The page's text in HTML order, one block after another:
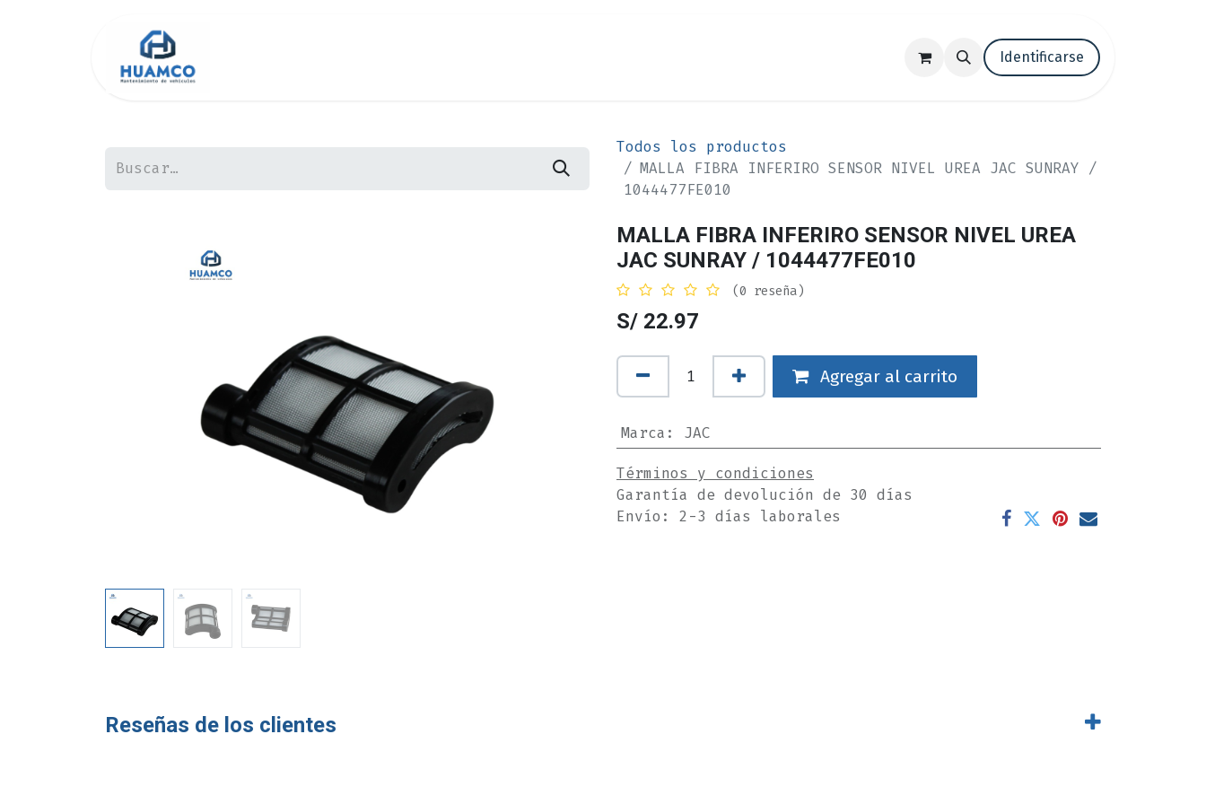
Trabaja con nosotros Blog
Identificarse
Todos los productos
MALLA FIBRA INFERIRO SENSOR NIVEL UREA JAC SUNRAY /
1044477FE010
MALLA FIBRA INFERIRO SENSOR NIVEL UREA
JAC SUNRAY / 1044477FE010
(0 reseña)
S/ 22.97
Agregar al carrito
Marca : JAC
Términos y condiciones
Garantía de devolución de 30 días
Envío: 2-3 días laborales
Reseñas de los clientes